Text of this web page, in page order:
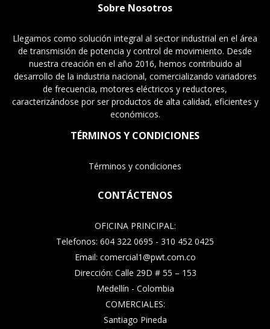
Sobre Nosotros
Llegamos como solución integral al sector industrial en el área
de transmisión de potencia y control de movimiento. Desde
nuestra creación en el año 2016, hemos contribuido al
desarrollo de la industria nacional, comercializando variadores
de frecuencia, motores eléctricos y reductores,
caracterizándose por ser productos de alta calidad, eficientes y
económicos.
TÉRMINOS Y CONDICIONES
Términos y condiciones
CONTÁCTENOS
OFICINA PRINCIPAL:
Telefonos: 604 322 0695 - 310 452 0425
Email: comercial1@pwt.com.co
Dirección: Calle 29D # 55 – 153
Medellín - Colombia
COMERCIALES:
Santiago Pineda